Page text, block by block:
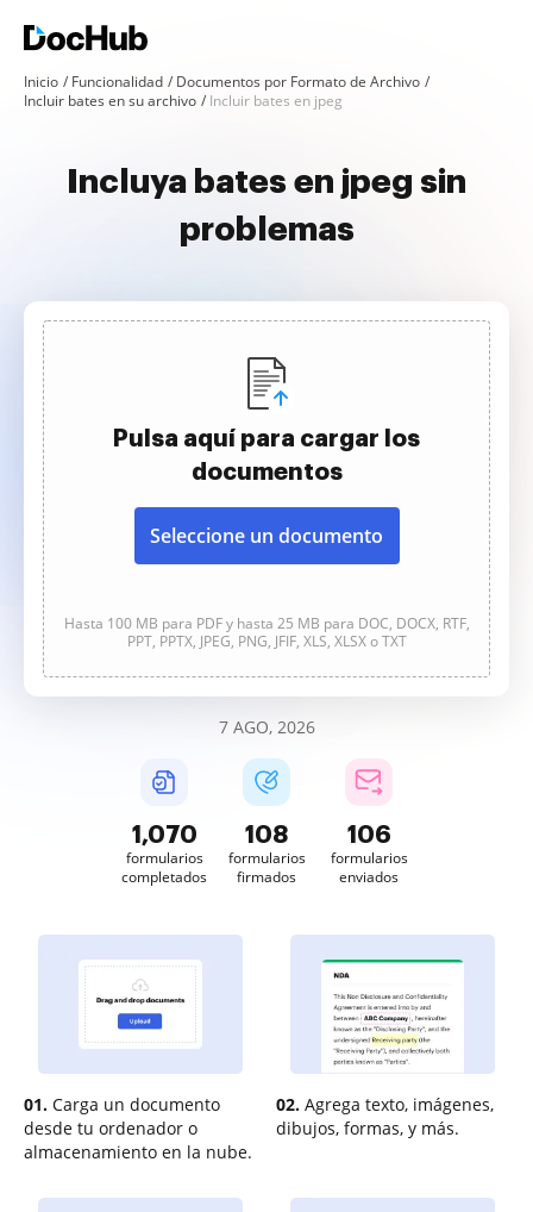
Inicio Funcionalidad
Documentos por Formato de Archivo
Incluir bates en su archivo
Incluir bates en jpeg
Incluya bates en jpeg sin
problemas
Pulsa aquí para cargar los
documentos
Seleccione un documento
Hasta 100 MB para PDF y hasta 25 MB para DOC, DOCX, RTF,
PPT, PPTX, JPEG, PNG, JFIF, XLS, XLSX o TXT
7 AGO, 2026
1,070
formularios
completados
108
formularios
firmados
106
formularios
enviados
01. Carga un documento
desde tu ordenador o
almacenamiento en la nube.
02. Agrega texto, imágenes,
dibujos, formas, y más.